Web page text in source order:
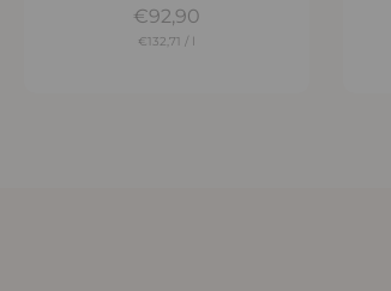
€92,90
€132,71 /